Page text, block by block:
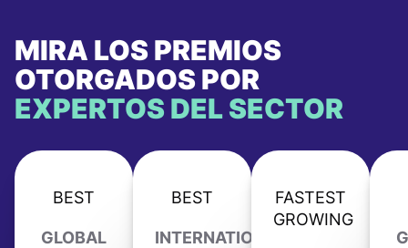
MIRA LOS PREMIOS
OTORGADOS POR
EXPERTOS DEL SECTOR
BEST
GLOBAL
BEST
INTERNATIONAL
FASTEST
GROWING